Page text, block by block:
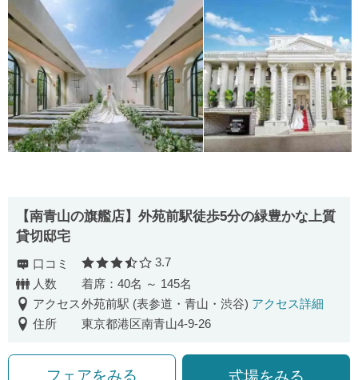
【南⻘⼭の旗艦店】外苑前駅徒歩5分の緑豊かな上質
貸切邸宅
口コミ 口コミ評価
3.7
人数
着席：40名 ～ 145名
アクセス外苑前駅 (表参道・青山・渋谷) アクセス詳細
住所
東京都港区南青山4-9-26
フェアをみる 式場をみる